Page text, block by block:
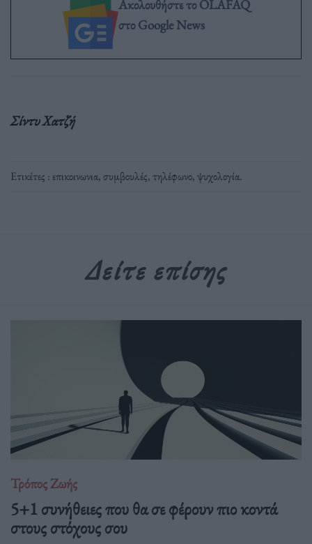
Ακολουθήστε το OLAFAQ
στο Google News
Σίντυ Χατζή
Ετικέτες : επικοινωνια,συμβουλές,τηλέφωνο,ψυχολογία.
Δείτε επίσης
Τρόπος Ζωής
5+1 συνήθειες που θα σε φέρουν πιο κοντά
στους στόχους σου